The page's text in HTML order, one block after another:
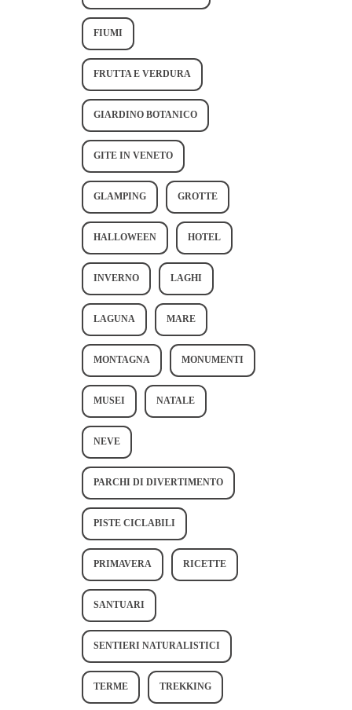
FIUMI
FRUTTA E VERDURA
GIARDINO BOTANICO
GITE IN VENETO
GLAMPING GROTTE
HALLOWEEN HOTEL
INVERNO LAGHI
LAGUNA MARE
MONTAGNA MONUMENTI
MUSEI NATALE
NEVE
PARCHI DI DIVERTIMENTO
PISTE CICLABILI
PRIMAVERA RICETTE
SANTUARI
SENTIERI NATURALISTICI
TERME TREKKING